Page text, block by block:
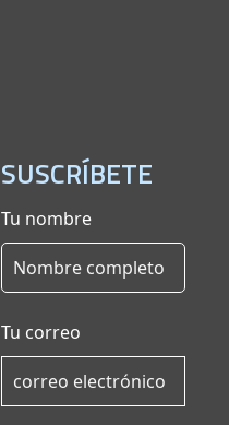
SUSCRÍBETE
Tu nombre
Tu correo